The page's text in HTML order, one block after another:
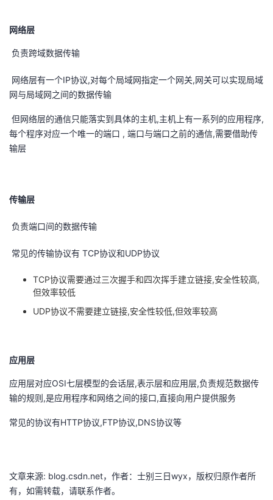
网络层
负责跨域数据传输
网络层有一个IP协议,对每个局域网指定一个网关,网关可以实现局域
网与局域网之间的数据传输
但网络层的通信只能落实到具体的主机,主机上有一系列的应用程序,
每个程序对应一个唯一的端口 , 端口与端口之前的通信,需要借助传
输层
传输层
负责端口间的数据传输
常见的传输协议有 TCP协议和UDP协议
TCP协议需要通过三次握手和四次挥手建立链接,安全性较高,
但效率较低
UDP协议不需要建立链接,安全性较低,但效率较高
应用层
应用层对应OSI七层模型的会话层,表示层和应用层,负责规范数据传
输的规则,是应用程序和网络之间的接口,直接向用户提供服务
常见的协议有HTTP协议,FTP协议,DNS协议等
文章来源: blog.csdn.net，作者：士别三日wyx，版权归原作者所
有，如需转载，请联系作者。